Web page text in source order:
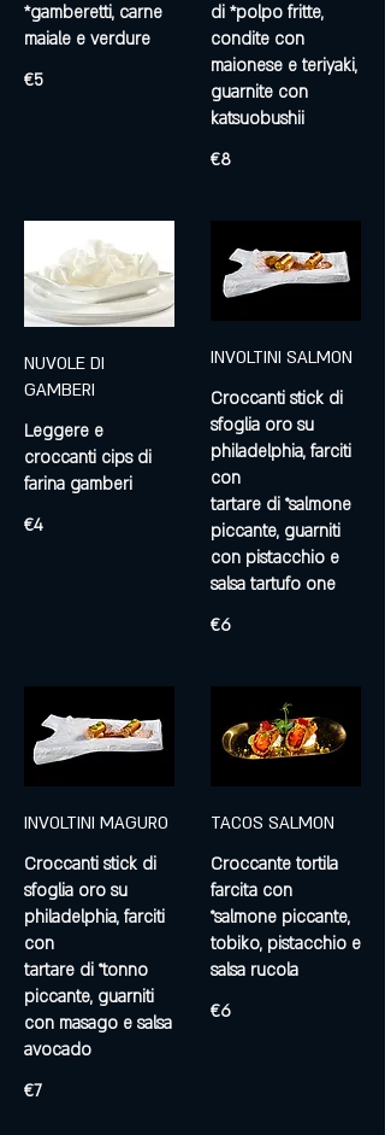
*gamberetti, carne
€5
di *polpo fritte,
condite con
maionese e teriyaki,
guarnite con
€8
NUVOLE DI
GAMBERI
Leggere e
croccanti cips di
farina gamberi
€4
INVOLTINI SALMON
Croccanti stick di
sfoglia oro su
philadelphia, farciti
con
tartare di °salmone
piccante, guarniti
con pistacchio e
salsa tartufo one
€6
INVOLTINI MAGURO
Croccanti stick di
sfoglia oro su
philadelphia, farciti
con
tartare di °tonno
piccante, guarniti
con masago e salsa
avocado
€7
TACOS SALMON
Croccante tortila
farcita con
°salmone piccante,
tobiko, pistacchio e
salsa rucola
€6